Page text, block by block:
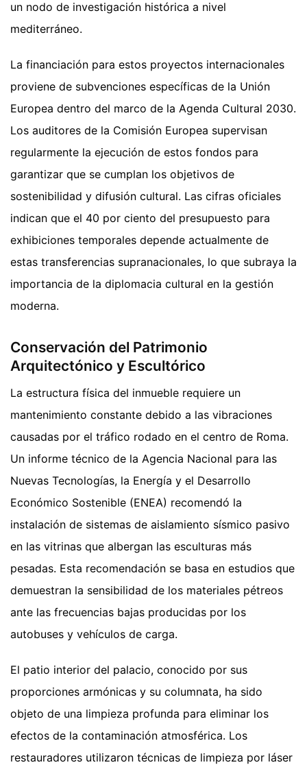
un nodo de investigación histórica a nivel
mediterráneo.
La financiación para estos proyectos internacionales
proviene de subvenciones específicas de la Unión
Europea dentro del marco de la Agenda Cultural 2030.
Los auditores de la Comisión Europea supervisan
regularmente la ejecución de estos fondos para
garantizar que se cumplan los objetivos de
sostenibilidad y difusión cultural. Las cifras oficiales
indican que el 40 por ciento del presupuesto para
exhibiciones temporales depende actualmente de
estas transferencias supranacionales, lo que subraya la
importancia de la diplomacia cultural en la gestión
moderna.
Conservación del Patrimonio
Arquitectónico y Escultórico
La estructura física del inmueble requiere un
mantenimiento constante debido a las vibraciones
causadas por el tráfico rodado en el centro de Roma.
Un informe técnico de la Agencia Nacional para las
Nuevas Tecnologías, la Energía y el Desarrollo
Económico Sostenible (ENEA) recomendó la
instalación de sistemas de aislamiento sísmico pasivo
en las vitrinas que albergan las esculturas más
pesadas. Esta recomendación se basa en estudios que
demuestran la sensibilidad de los materiales pétreos
ante las frecuencias bajas producidas por los
autobuses y vehículos de carga.
El patio interior del palacio, conocido por sus
proporciones armónicas y su columnata, ha sido
objeto de una limpieza profunda para eliminar los
efectos de la contaminación atmosférica. Los
restauradores utilizaron técnicas de limpieza por láser